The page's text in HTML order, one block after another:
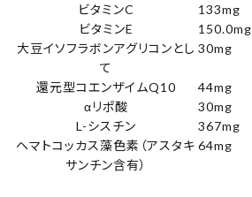
ビタミンC
133mg
ビタミンE
150.0mg
大豆イソフラボンアグリコンとし
て
30mg
還元型コエンザイムQ10
44mg
αリポ酸
30mg
L-シスチン
367mg
ヘマトコッカス藻色素（アスタキ
サンチン含有）
64mg